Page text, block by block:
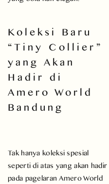
Koleksi Baru
“Tiny Collier”
yang Akan
Hadir di
Amero World
Bandung
Tak hanya koleksi spesial
seperti di atas yang akan hadir
pada pagelaran Amero World